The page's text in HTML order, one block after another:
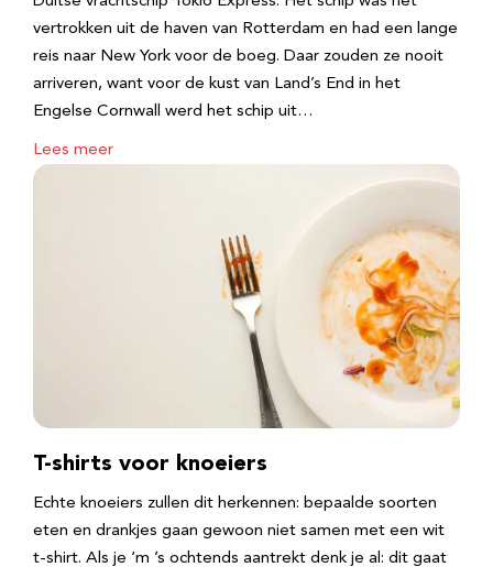
vertrokken uit de haven van Rotterdam en had een lange
reis naar New York voor de boeg. Daar zouden ze nooit
arriveren, want voor de kust van Land’s End in het
Engelse Cornwall werd het schip uit…
Lees meer
T-shirts voor knoeiers
Echte knoeiers zullen dit herkennen: bepaalde soorten
eten en drankjes gaan gewoon niet samen met een wit
t-shirt. Als je ‘m ’s ochtends aantrekt denk je al: dit gaat